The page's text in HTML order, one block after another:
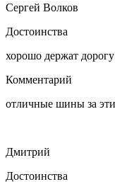
Сергей Волков
Достоинства
хорошо держат
Комментарий
отличные шины за
Дмитрий
Достоинства